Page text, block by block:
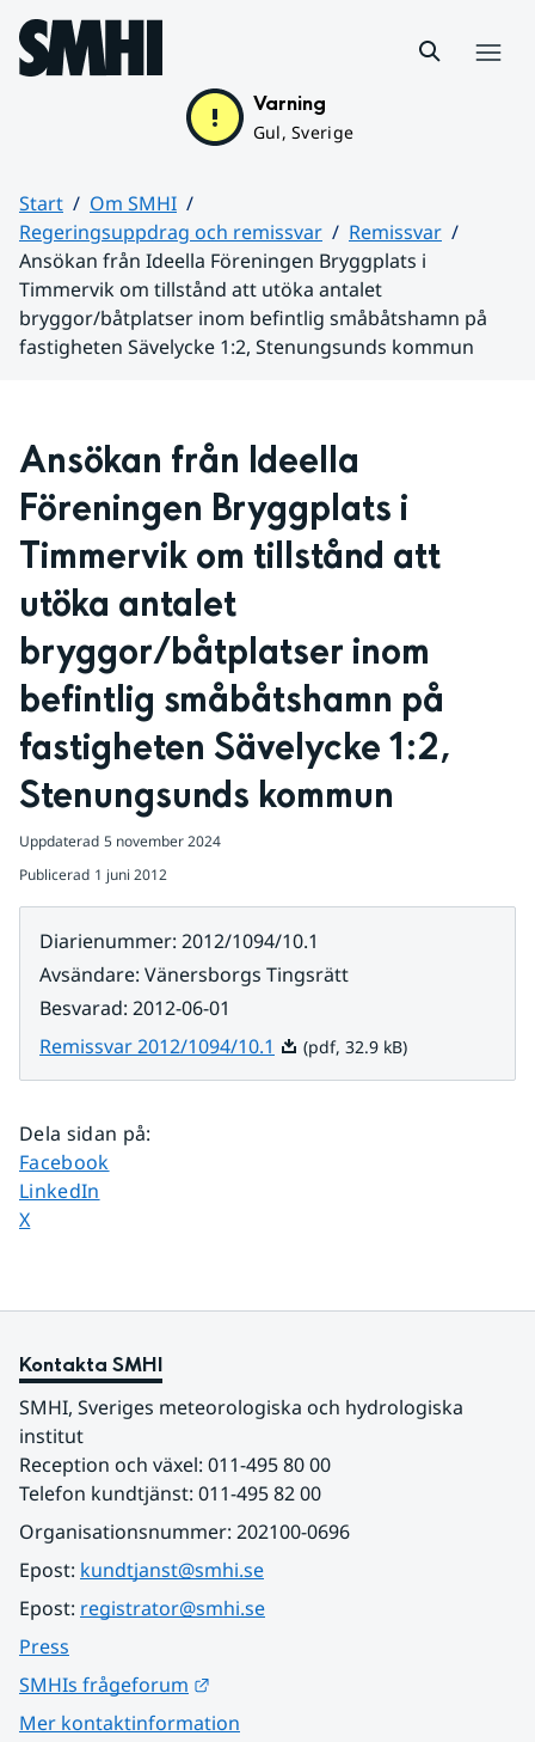
Hoppa till sidans innehåll
Varning
Gul, Sverige
Start
Om SMHI
Regeringsuppdrag och remissvar
Remissvar
Ansökan från Ideella Föreningen Bryggplats i
Timmervik om tillstånd att utöka antalet
bryggor/båtplatser inom befintlig småbåtshamn på
fastigheten Sävelycke 1:2, Stenungsunds kommun
Ansökan från Ideella
Föreningen Bryggplats i
Timmervik om tillstånd att
utöka antalet
bryggor/båtplatser inom
befintlig småbåtshamn på
fastigheten Sävelycke 1:2,
Stenungsunds kommun
Uppdaterad 5 november 2024
Publicerad 1 juni 2012
Diarienummer: 2012/1094/10.1
Avsändare: Vänersborgs Tingsrätt
Besvarad: 2012-06-01
Remissvar 2012/1094/10.1 Pdf, 32.9 kB.
(pdf, 32.9 kB)
Dela sidan på:
Dela sidan på
Facebook
Dela sidan på
LinkedIn
Dela sidan på
X
Kontakta SMHI
SMHI, Sveriges meteorologiska och hydrologiska
institut
Reception och växel: 011-495 80 00
Telefon kundtjänst: 011-495 82 00
Organisationsnummer: 202100-0696
Epost: kundtjanst@smhi.se
Epost: registrator@smhi.se
Press
SMHIs frågeforum
Mer kontaktinformation